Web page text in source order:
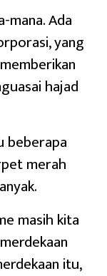
Ada
yang
hajad
beberapa
merah
masih kita
itu,